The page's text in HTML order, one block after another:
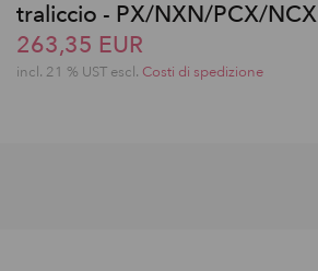
traliccio - PX/NXN/PCX/NCX
263,35 EUR
incl. 21 % UST escl. Costi di spedizione